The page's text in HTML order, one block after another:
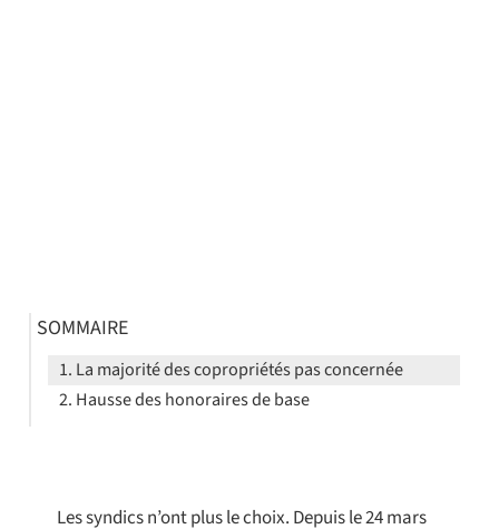
Les syndics n’ont plus le choix. Depuis le 24 mars
SOMMAIRE
La majorité des copropriétés pas concernée
Hausse des honoraires de base